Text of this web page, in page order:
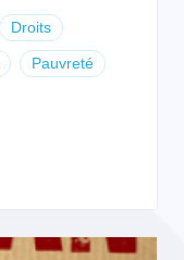
Droits
Pauvreté